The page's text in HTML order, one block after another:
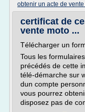
obtenir un acte de
certificat de
vente moto ...
Télécharger un
Tous les
précédés de cette
télé-démarche sur
dun compte
vous pourrez
disposez pas de